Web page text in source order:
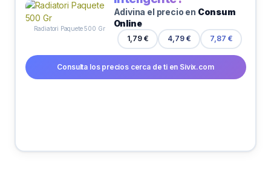
Radiatori Paquete 500 Gr
Adivina el precio en Consum
Online
1,79 € 4,79 € 7,87 €
Consulta los precios cerca de ti en Sivix.com